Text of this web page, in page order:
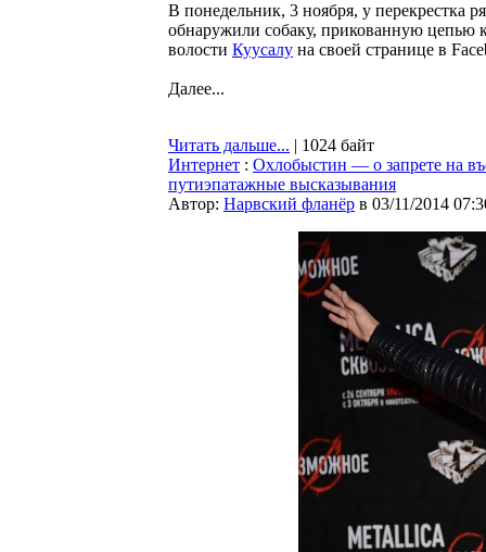
В понедельник, 3 ноября, у перекрестка
обнаружили собаку, прикованную цепью
волости Куусалу на своей странице в
Далее...
Читать дальше... | 1024 байт
Интернет : Охлобыстин — о запрете на
путиэпатажные высказывания
Автор: Нарвский фланёр в 03/11/2014